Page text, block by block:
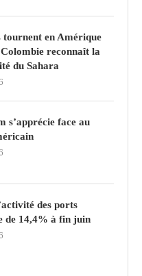
tournent en Amérique
reconnaît la
du Sahara
s’apprécie face au
des ports
de 14,4% à fin juin